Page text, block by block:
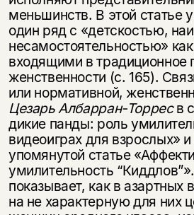
меньшинств. В этой статье
один ряд с «детскостью,
несамостоятельностью»
входящими в традиционное
женственности (с. 165).
или нормативной,
Цезарь Албарран-Торресв
дикие панды: роль
видеоиграх для взрослых»
упомянутой статье
умилительность
показывает, как в азартных
на не характерную для них